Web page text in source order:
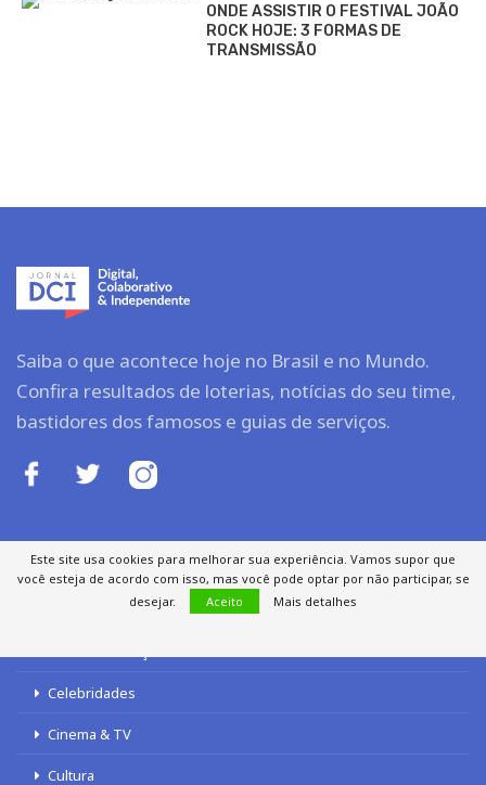
ONDE ASSISTIR O FESTIVAL JOÃO
ROCK HOJE: 3 FORMAS DE
TRANSMISSÃO
Saiba o que acontece hoje no Brasil e no Mundo.
Confira resultados de loterias, notícias do seu time,
bastidores dos famosos e guias de serviços.
ENTRETENIMENTO
Celebridades
Cinema & TV
Cultura
Este site usa cookies para melhorar sua experiência. Vamos supor que
você esteja de acordo com isso, mas você pode optar por não participar, se
desejar.
Aceito Mais detalhes